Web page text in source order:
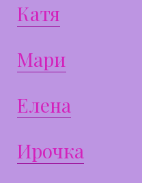
Катя
Мари
Елена
Ирочка